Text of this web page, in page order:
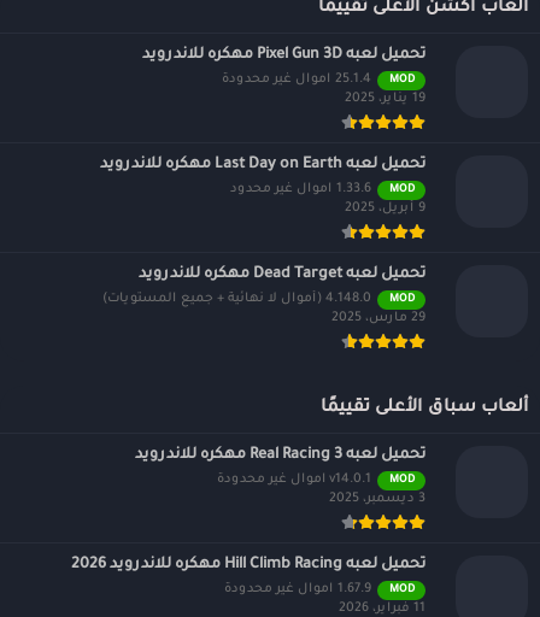
ألعاب اكشن الأعلى تقييمًا
تحميل لعبه Pixel Gun 3D مهكره للاندرويد
MOD
25.1.4 اموال غير محدودة
19 يناير، 2025
تحميل لعبه Last Day on Earth مهكره للاندرويد
MOD
1.33.6 اموال غير محدود
9 أبريل، 2025
تحميل لعبه Dead Target مهكره للاندرويد
MOD
4.148.0 (أموال لا نهائية + جميع المستويات)
29 مارس، 2025
ألعاب سباق الأعلى تقييمًا
تحميل لعبه Real Racing 3 مهكره للاندرويد
MOD
v14.0.1 اموال غير محدودة
3 ديسمبر، 2025
تحميل لعبه Hill Climb Racing مهكره للاندرويد 2026
MOD
1.67.9 اموال غير محدودة
11 فبراير، 2026